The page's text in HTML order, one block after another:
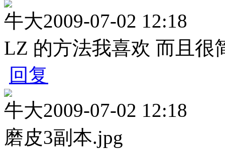
牛大2009-07-02 12:18
LZ 的方法我喜欢 而且很
回复
牛大2009-07-02 12:18
磨皮3副本.jpg